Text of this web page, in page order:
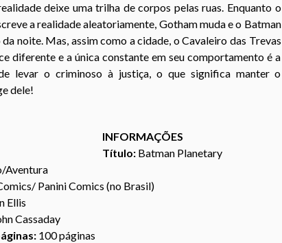
deixe uma trilha de corpos pelas ruas. Enquanto o
a realidade aleatoriamente, Gotham muda e o Batman
noite. Mas, assim como a cidade, o Cavaleiro das Trevas
diferente e a única constante em seu comportamento é a
levar o criminoso à justiça, o que significa manter o
dele!
INFORMAÇÕES
Título: Batman Planetary
Aventura
Panini Comics (no Brasil)
Ellis
Cassaday
100 páginas